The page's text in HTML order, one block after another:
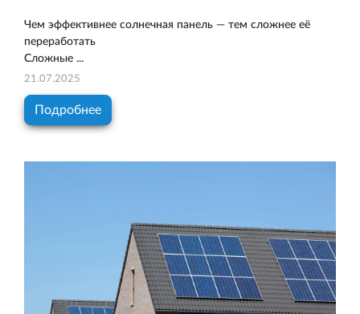
Чем эффективнее солнечная панель — тем сложнее её
переработать
Сложные ...
21.07.2025
Подробнее